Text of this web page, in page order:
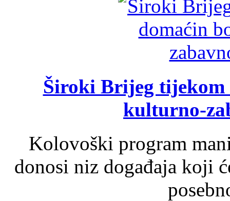
Široki Brijeg tijekom
kulturno-
Kolovoški program
donosi niz događaja koji